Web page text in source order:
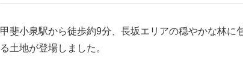
甲斐小泉駅から徒歩約9分、長坂エリアの穏やかな林
る土地が登場しました。